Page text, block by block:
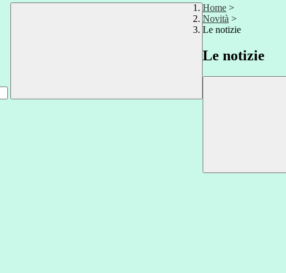
Home >
Novità >
Le notizie
Le notizie